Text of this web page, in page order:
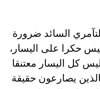
حكرا على اليسار،
كل اليسار معتنقا
يصارعون حقيقة